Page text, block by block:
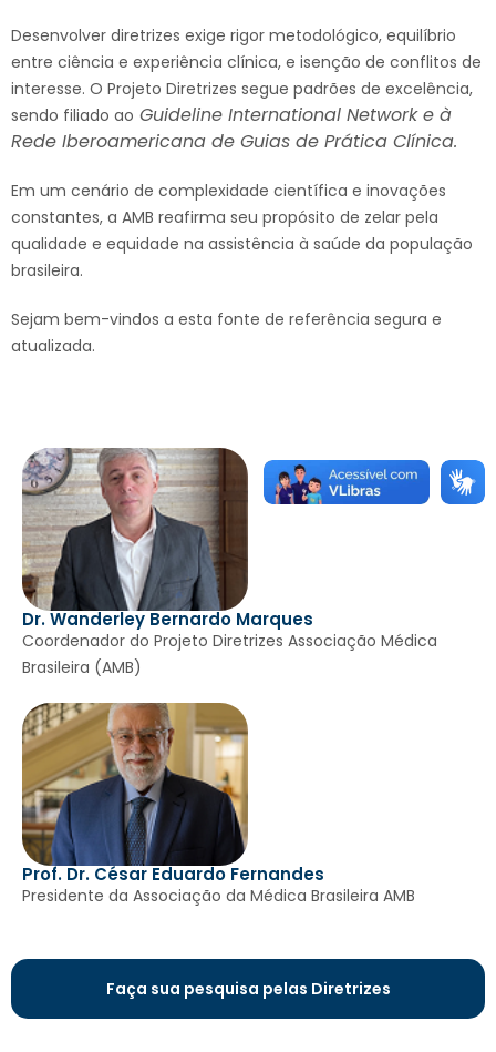
Desenvolver diretrizes exige rigor metodológico, equilíbrio
entre ciência e experiência clínica, e isenção de conflitos de
interesse. O Projeto Diretrizes segue padrões de excelência,
sendo filiado ao Guideline International Network e à
Rede Iberoamericana de Guias de Prática Clínica.
Em um cenário de complexidade científica e inovações
constantes, a AMB reafirma seu propósito de zelar pela
qualidade e equidade na assistência à saúde da população
brasileira.
Sejam bem-vindos a esta fonte de referência segura e
atualizada.
Dr. Wanderley Bernardo Marques
Coordenador do Projeto Diretrizes Associação Médica
Brasileira (AMB)
Prof. Dr. César Eduardo Fernandes
Presidente da Associação da Médica Brasileira AMB
Faça sua pesquisa pelas Diretrizes